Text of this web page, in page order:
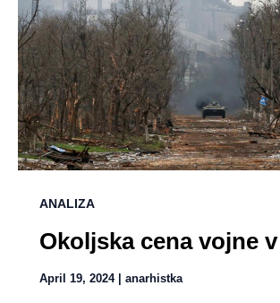
ANALIZA
Okoljska cena vojne
April 19, 2024 | anarhistka